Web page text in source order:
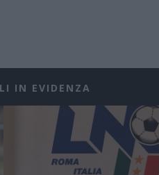
IN EVIDENZA